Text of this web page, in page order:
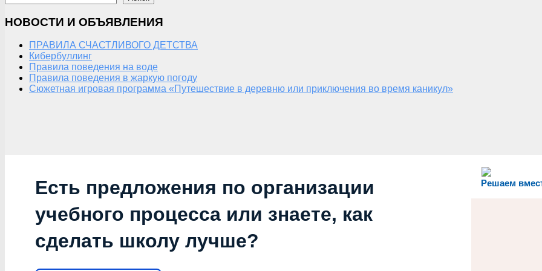
НОВОСТИ И ОБЪЯВЛЕНИЯ
ПРАВИЛА СЧАСТЛИВОГО ДЕТСТВА
Кибербуллинг
Правила поведения на воде
Правила поведения в жаркую погоду
Сюжетная игровая программа «Путешествие в деревню или приключения во время каникул»
Решаем
Есть предложения по организации
учебного процесса или знаете, как
сделать школу лучше?